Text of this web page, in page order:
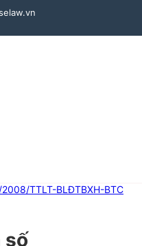
TTLT-BLĐTBXH-BTC
số